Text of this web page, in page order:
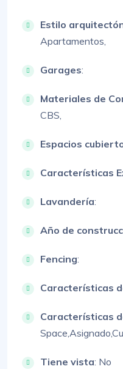
Estilo
Apartamentos,
Garages:
Materiales de
CBS,
Espacios
Características
Lavandería:
Año de
Fencing:
Características
Características
Space,Asignado,
Tiene vista: No